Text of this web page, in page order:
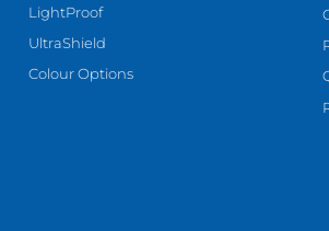
LightProof
UltraShield
Colour Options